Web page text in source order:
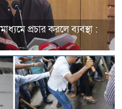
প্রচার করলে ব্যবস্থা :